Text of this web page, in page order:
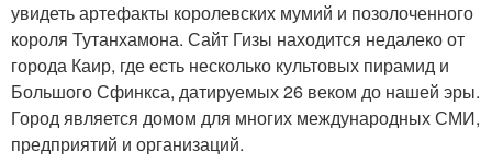
Мир по численности Крупные городовы
Российские городовы
увидеть артефакты королевских мумий и позолоченного
короля Тутанхамона. Сайт Гизы находится недалеко от
города Каир, где есть несколько культовых пирамид и
Большого Сфинкса, датируемых 26 веком до нашей эры.
Город является домом для многих международных СМИ,
предприятий и организаций.